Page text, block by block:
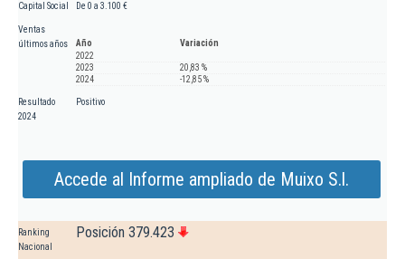
Capital Social De 0 a 3.100 €
Ventas
últimos años
Año
Variación
2022
2023
20,83 %
2024
-12,85 %
Resultado
2024
Positivo
Accede al Informe ampliado de Muixo S.l.
Ranking
Nacional
Posición 379.423